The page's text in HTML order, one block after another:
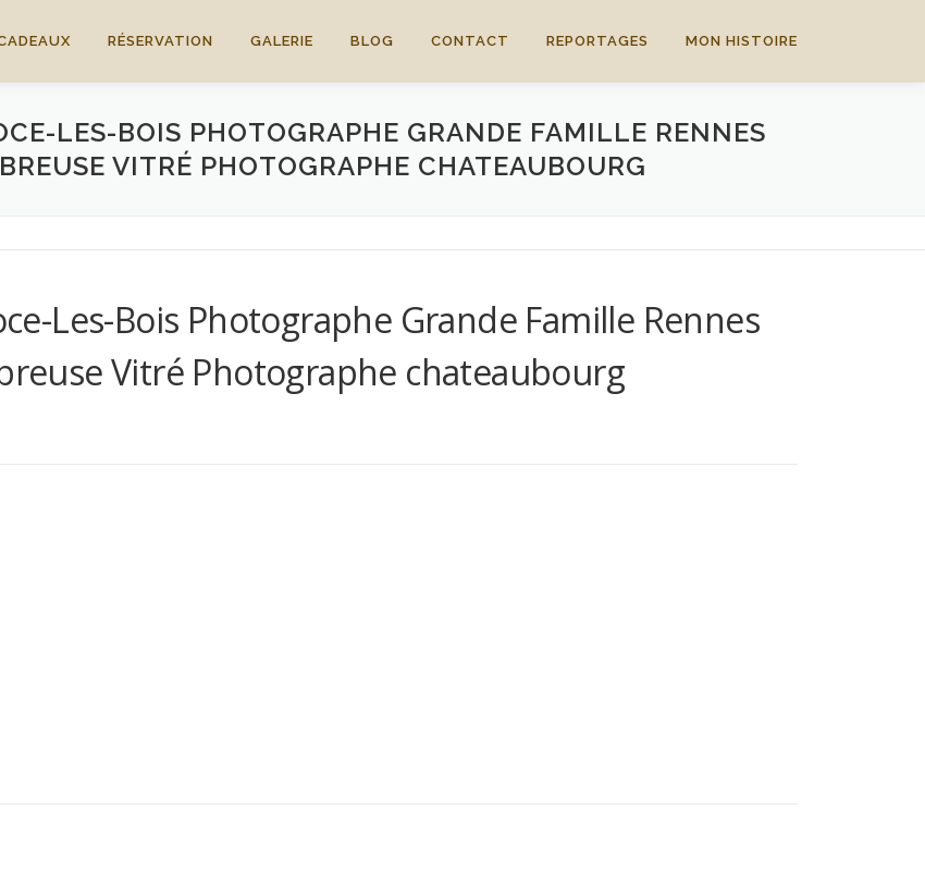
RÉSERVATION GALERIE BLOG CONTACT REPORTAGES MON HISTOIRE
LES-BOIS PHOTOGRAPHE GRANDE FAMILLE RENNES
VITRÉ PHOTOGRAPHE CHATEAUBOURG
Les-Bois Photographe Grande Famille Rennes
Vitré Photographe chateaubourg